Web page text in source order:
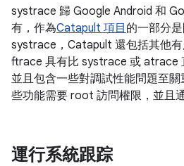
systrace 歸 Google Android 和
有，作為Catapult 項目 的一部分
systrace，Catapult 還包括其他有
ftrace 具有比 systrace 或 atrace
並且包含一些對調試性能問題至
些功能需要 root 訪問權限，並且
運行系統跟踪